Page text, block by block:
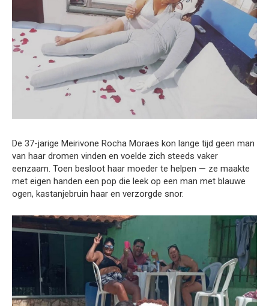
De 37-jarige Meirivone Rocha Moraes kon lange tijd geen man
van haar dromen vinden en voelde zich steeds vaker
eenzaam. Toen besloot haar moeder te helpen — ze maakte
met eigen handen een pop die leek op een man met blauwe
ogen, kastanjebruin haar en verzorgde snor.